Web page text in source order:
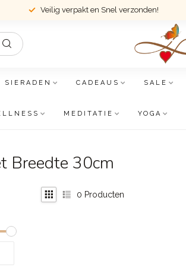
Veilig verpakt en Snel verzonden!
SIERADEN CADEAUS SALE
MEDITATIE YOGA
Breedte 30cm
0 Producten